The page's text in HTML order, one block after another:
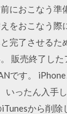
におこなう準
をおこなう際
完了させるた
販売終了し
です。
いったん入手
から削除